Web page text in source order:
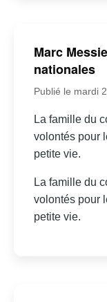
Marc
nationales
Publié le mardi
La famille du
volontés pour
petite vie.
La famille du
volontés pour
petite vie.